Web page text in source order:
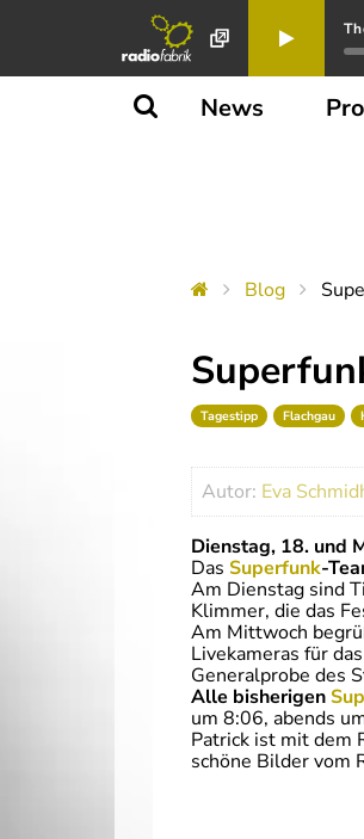
News
Blog
Tagestipp Flachgau
Autor: Eva
Dienstag, 18. und
Das Superfunk-
Am Dienstag sind
Klimmer, die das
Am Mittwoch
Livekameras für
Generalprobe des
Alle bisherigen
um 8:06, abends
Patrick ist mit dem
schöne Bilder vom